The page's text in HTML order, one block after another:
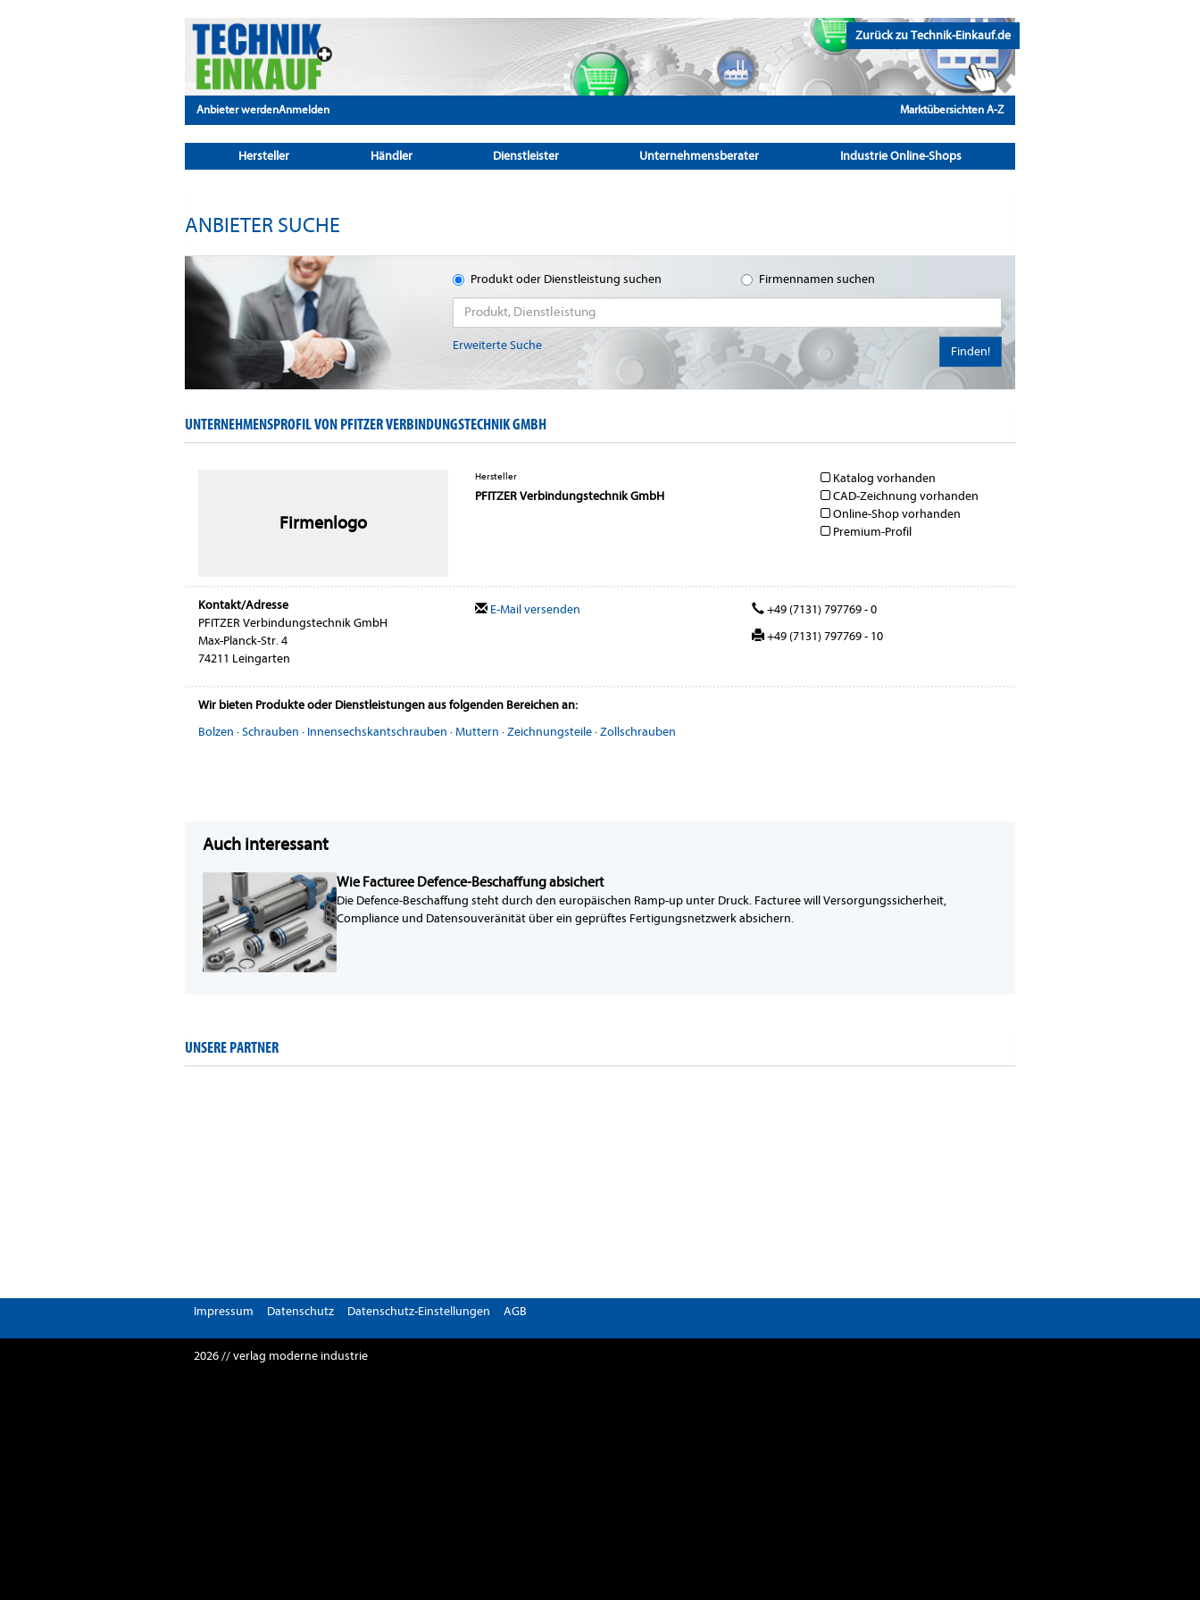
Zurück zu Technik-Einkauf.de
Anbieter werdenAnmelden Marktübersichten A-Z
Hersteller Händler Dienstleister Unternehmensberater Industrie Online-Shops
ANBIETER SUCHE
Produkt oder Dienstleistung suchen Firmennamen suchen
Erweiterte Suche Finden!
UNTERNEHMENSPROFIL VON PFITZER VERBINDUNGSTECHNIK GMBH
Firmenlogo
Hersteller
PFITZER Verbindungstechnik GmbH
Katalog vorhanden
CAD-Zeichnung vorhanden
Online-Shop vorhanden
Premium-Profil
Kontakt/Adresse
PFITZER Verbindungstechnik GmbH
Max-Planck-Str. 4
74211 Leingarten
E-Mail versenden
+49 (7131) 797769 - 0
+49 (7131) 797769 - 10
Wir bieten Produkte oder Dienstleistungen aus folgenden Bereichen an:
Bolzen ·Schrauben · Innensechskantschrauben ·Muttern ·Zeichnungsteile·Zollschrauben
Auch interessant
Wie Facturee Defence-Beschaffung absichert
Die Defence-Beschaffung steht durch den europäischen Ramp-up unter Druck. Facturee will Versorgungssicherheit,
Compliance und Datensouveränität über ein geprüftes Fertigungsnetzwerk absichern.
UNSERE PARTNER
Impressum Datenschutz Datenschutz-Einstellungen AGB
2026 // verlag moderne industrie